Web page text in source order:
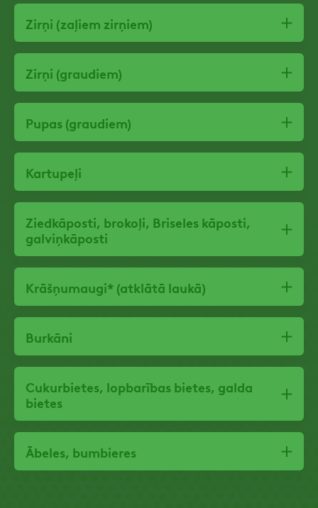
Zirņi (zaļiem zirņiem)
Zirņi (graudiem)
Pupas (graudiem)
Kartupeļi
Ziedkāposti, brokoļi, Briseles kāposti,
galviņkāposti
Krāšņumaugi* (atklātā laukā)
Burkāni
Cukurbietes, lopbarības bietes, galda
bietes
Ābeles, bumbieres